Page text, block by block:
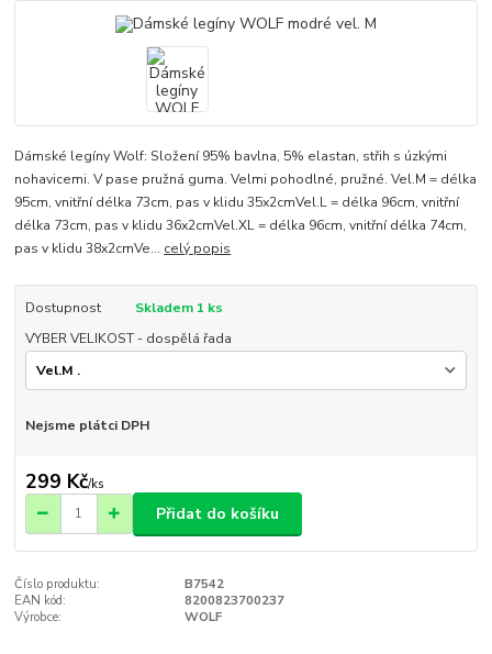
Dámské legíny Wolf: Složení 95% bavlna, 5% elastan, střih s úzkými
nohavicemi. V pase pružná guma. Velmi pohodlné, pružné. Vel.M = délka
95cm, vnitřní délka 73cm, pas v klidu 35x2cmVel.L = délka 96cm, vnitřní
délka 73cm, pas v klidu 36x2cmVel.XL = délka 96cm, vnitřní délka 74cm,
pas v klidu 38x2cmVe... celý popis
Dostupnost
Skladem 1 ks
VYBER VELIKOST - dospělá řada
Nejsme plátci DPH
299 Kč/ks
Přidat do košíku
Číslo produktu:
B7542
EAN kód:
8200823700237
Výrobce:
WOLF